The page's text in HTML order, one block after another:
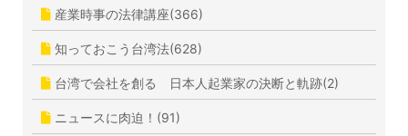
産業時事の法律講座(366)
知っておこう台湾法(628)
台湾で会社を創る 日本人起業家の決断と軌跡(2)
ニュースに肉迫！(91)